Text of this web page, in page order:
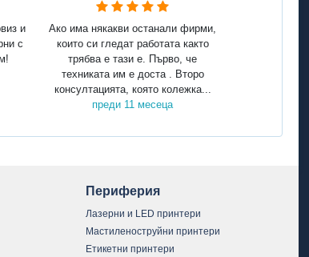
и
с
Ако има някакви останали фирми,
които си гледат работата както
трябва е тази е. Първо, че
техниката им е доста . Второ
консултацията, която колежка...
преди 11 месеца
Периферия
Лазерни и LED принтери
Мастиленоструйни принтери
Етикетни принтери